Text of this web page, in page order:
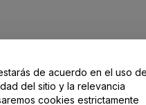
de acuerdo en el uso
del sitio y la relevancia
cookies estrictamente